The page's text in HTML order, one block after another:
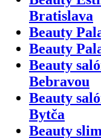
Bratislava
Beauty
Beauty
Beauty
Bebravou
Beauty
Bytča
Beauty